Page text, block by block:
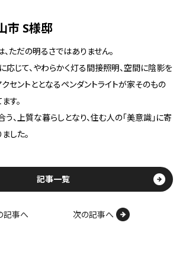
市 S様邸
ただの明るさではありません。
じて、やわらかく灯る間接照明、空間に陰影を
クセントととなるペンダントライトが家そのもの
す。
、上質な暮らしとなり、住む人の「美意識」に寄
した。
記事一覧
記事へ 次の記事へ